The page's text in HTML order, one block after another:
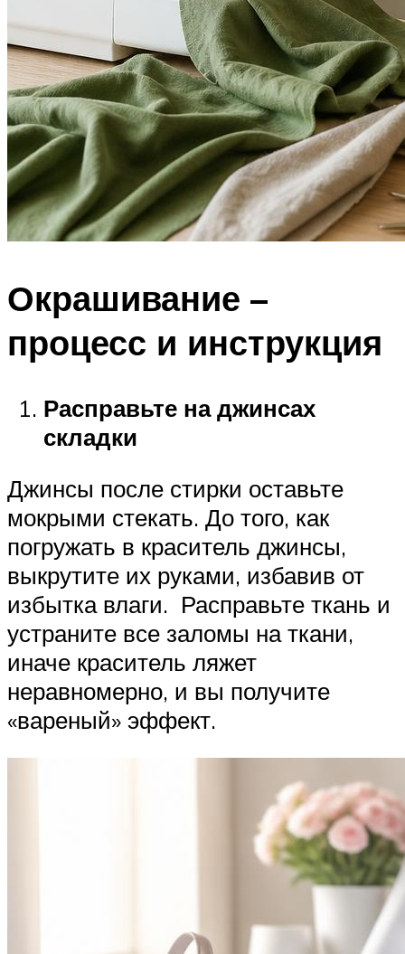
Окрашивание –
процесс и инструкция
Расправьте на джинсах
складки
Джинсы после стирки оставьте
мокрыми стекать. До того, как
погружать в краситель джинсы,
выкрутите их руками, избавив от
избытка влаги. Расправьте ткань и
устраните все заломы на ткани,
иначе краситель ляжет
неравномерно, и вы получите
«вареный» эффект.